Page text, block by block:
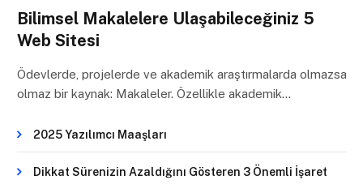
Bilimsel Makalelere Ulaşabileceğiniz 5
Web Sitesi
Ödevlerde, projelerde ve akademik araştırmalarda olmazsa
olmaz bir kaynak: Makaleler. Özellikle akademik…
2025 Yazılımcı Maaşları
Dikkat Sürenizin Azaldığını Gösteren 3 Önemli İşaret